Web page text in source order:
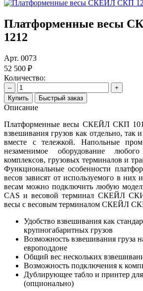
Платформенные весы
1212
Арт. 0073
52 500 ₽
Количество:
–
+
Купить
Быстрый заказ
Описание
Платформенные весы СКЕЙЛ СКП
взвешивания грузов как отдельно, так
вместе с тележкой. Напольные
незаменимое оборудование
комплексов, грузовых терминалов и
Функциональные особенности
весов зависят от используемого в
весам можно подключить любую
CAS и весовой терминал СКЕЙЛ
весы с весовым терминалом СКЕЙЛ
Удобство взвешивания как
крупногабаритных грузов
Возможность взвешивания груза
европоддоне
Общий вес нескольких
Возможность подключения к
Дублирующее табло и принтер для
(опционально)